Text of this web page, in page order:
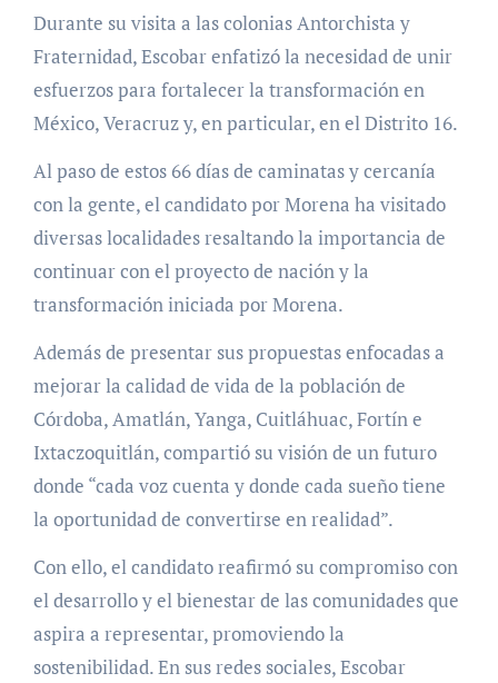
Durante su visita a las colonias Antorchista y
Fraternidad, Escobar enfatizó la necesidad de unir
esfuerzos para fortalecer la transformación en
México, Veracruz y, en particular, en el Distrito 16.
Al paso de estos 66 días de caminatas y cercanía
con la gente, el candidato por Morena ha visitado
diversas localidades resaltando la importancia de
continuar con el proyecto de nación y la
transformación iniciada por Morena.
Además de presentar sus propuestas enfocadas a
mejorar la calidad de vida de la población de
Córdoba, Amatlán, Yanga, Cuitláhuac, Fortín e
Ixtaczoquitlán, compartió su visión de un futuro
donde “cada voz cuenta y donde cada sueño tiene
la oportunidad de convertirse en realidad”.
Con ello, el candidato reafirmó su compromiso con
el desarrollo y el bienestar de las comunidades que
aspira a representar, promoviendo la
sostenibilidad. En sus redes sociales, Escobar